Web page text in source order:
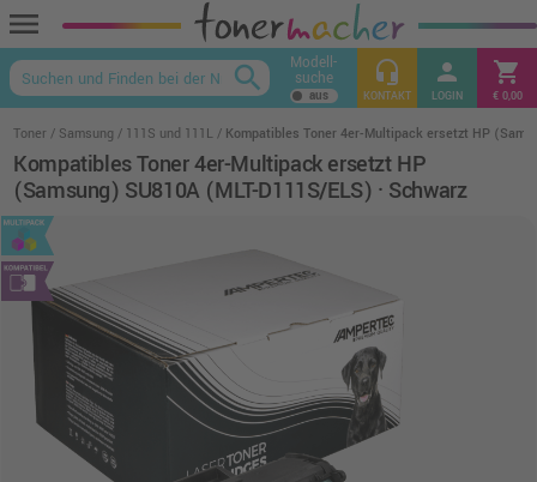
menu
keyboard_arrow_up
search Modell-
suche headset_mic
KONTAKT
person
LOGIN
shopping_cart
€ 0,00
Toner Samsung 111S und 111L Kompatibles Toner 4er-Multipack ersetzt HP
Kompatibles Toner 4er-Multipack ersetzt HP
(Samsung) SU810A (MLT-D111S/ELS) · Schwarz